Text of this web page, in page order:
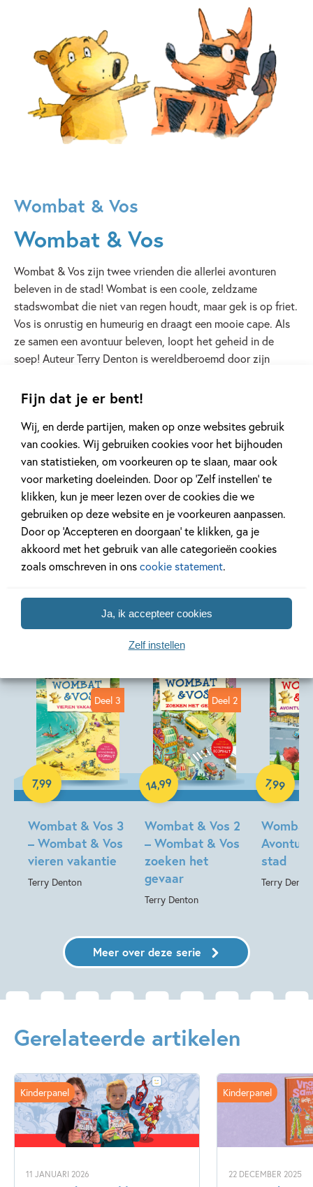
Fijn dat je er bent!
Wij, en derde partijen, maken op onze websites gebruik
van cookies. Wij gebruiken cookies voor het bijhouden
van statistieken, om voorkeuren op te slaan, maar ook
voor marketing doeleinden. Door op ‘Zelf instellen’ te
klikken, kun je meer lezen over de cookies die we
gebruiken op deze website en je voorkeuren aanpassen.
Door op ‘Accepteren en doorgaan’ te klikken, ga je
akkoord met het gebruik van alle categorieën cookies
zoals omschreven in onscookie statement.
Ja, ik accepteer cookies
Zelf instellen
Wombat & Vos
Wombat & Vos
Wombat & Vos zijn twee vrienden die allerlei avonturen
beleven in de stad! Wombat is een coole, zeldzame
stadswombat die niet van regen houdt, maar gek is op friet.
Vos is onrustig en humeurig en draagt een mooie cape. Als
ze samen een avontuur beleven, loopt het geheid in de
soep! Auteur Terry Denton is wereldberoemd door zijn
wist je dat hij ook een fantastische verhalenverteller voor
jongere kinderen (7+) is? Lees daarom Wombat & Vos!
Lees verder
Andere boeken uit de serie 'Wombat
& Vos'
Deel 3
Wombat & Vos 3
– Wombat & Vos
vieren vakantie
Terry Denton
7,99
E-book
Deel 2
Wombat & Vos 2
– Wombat & Vos
zoeken het
gevaar
Terry Denton
14,99
Hardcover
Wombat
stad
Terry
7,99
E-book
Meer over deze serie
Gerelateerde artikelen
11 JANUARI 2026
Kinderpanel
22 DECEMBER 2025
Kinderpanel